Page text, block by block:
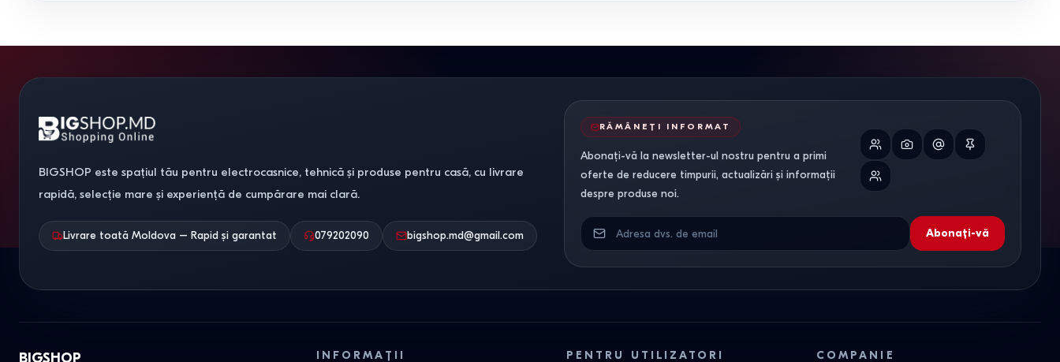
BIGSHOP este spațiul tău pentru electrocasnice, tehnică și produse pentru casă, cu livrare
rapidă, selecție mare și experiență de cumpărare mai clară.
Livrare toată Moldova – Rapid și garantat 079202090 bigshop.md@gmail.com
RĂMÂNEȚI INFORMAT
Abonați-vă la newsletter-ul nostru pentru a primi
oferte de reducere timpurii, actualizări și informații
despre produse noi.
Abonați-vă
BIGSHOP INFORMAȚII PENTRU UTILIZATORI COMPANIE